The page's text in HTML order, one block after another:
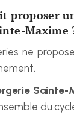
proposer
Maxime
ne
Sainte-
du